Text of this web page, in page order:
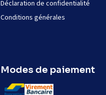
Déclaration de confidentialité
Conditions générales
Modes de paiement